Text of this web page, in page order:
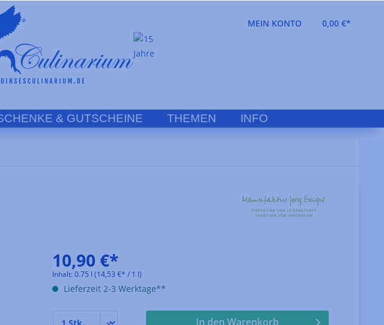
MEIN KONTO
0,00 €*
& GUTSCHEINE THEMEN INFO
10,90 €*
Inhalt: 0.75 l (14,53 €* / 1 l)
Lieferzeit 2-3 Werktage**
In den Warenkorb